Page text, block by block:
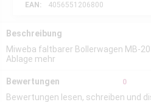
EAN:
4056551206800
Beschreibung
Miweba faltbarer Bollerwagen MB-
Ablage mehr
Bewertungen 0
Bewertungen lesen, schreiben und